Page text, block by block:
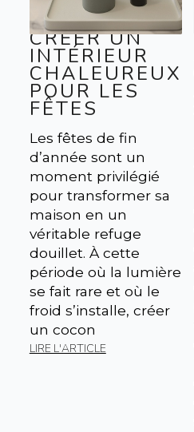
CRÉER UN
INTÉRIEUR
CHALEUREUX
POUR LES
FÊTES
Les fêtes de fin
d’année sont un
moment privilégié
pour transformer sa
maison en un
véritable refuge
douillet. À cette
période où la lumière
se fait rare et où le
froid s’installe, créer
un cocon
LIRE L'ARTICLE